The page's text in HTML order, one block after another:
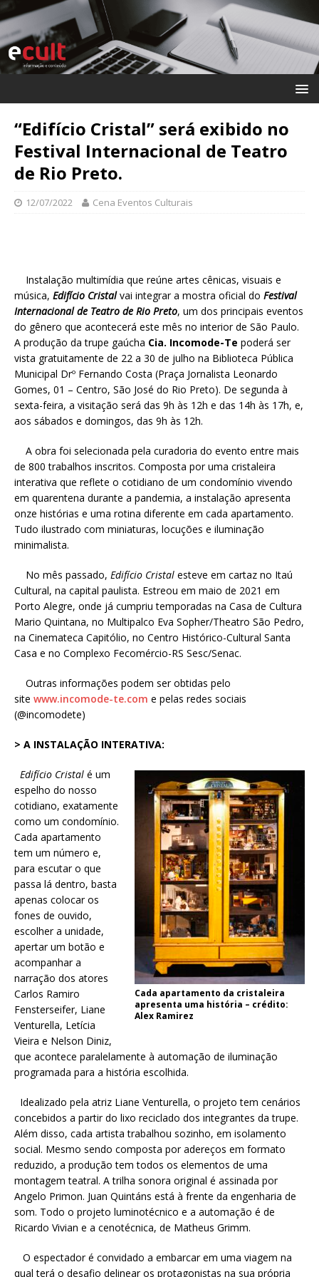
“Edifício Cristal” será exibido no
Festival Internacional de Teatro
de Rio Preto.
12/07/2022 Cena Eventos Culturais
Instalação multimídia que reúne artes cênicas, visuais e
música, Edifício Cristalvai integrar a mostra oficial do Festival
Internacional de Teatro de Rio Preto, um dos principais eventos
do gênero que acontecerá este mês no interior de São Paulo.
A produção da trupe gaúcha Cia. Incomode-Te poderá ser
vista gratuitamente de 22 a 30 de julho na Biblioteca Pública
Municipal Drº Fernando Costa (Praça Jornalista Leonardo
Gomes, 01 – Centro, São José do Rio Preto). De segunda à
sexta-feira, a visitação será das 9h às 12h e das 14h às 17h, e,
aos sábados e domingos, das 9h às 12h.
A obra foi selecionada pela curadoria do evento entre mais
de 800 trabalhos inscritos. Composta por uma cristaleira
interativa que reflete o cotidiano de um condomínio vivendo
em quarentena durante a pandemia, a instalação apresenta
onze histórias e uma rotina diferente em cada apartamento.
Tudo ilustrado com miniaturas, locuções e iluminação
minimalista.
No mês passado, Edifício Cristal esteve em cartaz no Itaú
Cultural, na capital paulista. Estreou em maio de 2021 em
Porto Alegre, onde já cumpriu temporadas na Casa de Cultura
Mario Quintana, no Multipalco Eva Sopher/Theatro São Pedro,
na Cinemateca Capitólio, no Centro Histórico-Cultural Santa
Casa e no Complexo Fecomércio-RS Sesc/Senac.
Outras informações podem ser obtidas pelo
site www.incomode-te.com e pelas redes sociais
(@incomodete)
> A INSTALAÇÃO INTERATIVA:
Cada apartamento da cristaleira
apresenta uma história – crédito:
Alex Ramirez
Edifício Cristal é um
espelho do nosso
cotidiano, exatamente
como um condomínio.
Cada apartamento
tem um número e,
para escutar o que
passa lá dentro, basta
apenas colocar os
fones de ouvido,
escolher a unidade,
apertar um botão e
acompanhar a
narração dos atores
Carlos Ramiro
Fensterseifer, Liane
Venturella, Letícia
Vieira e Nelson Diniz,
que acontece paralelamente à automação de iluminação
programada para a história escolhida.
Idealizado pela atriz Liane Venturella, o projeto tem cenários
concebidos a partir do lixo reciclado dos integrantes da trupe.
Além disso, cada artista trabalhou sozinho, em isolamento
social. Mesmo sendo composta por adereços em formato
reduzido, a produção tem todos os elementos de uma
montagem teatral. A trilha sonora original é assinada por
Angelo Primon. Juan Quintáns está à frente da engenharia de
som. Todo o projeto luminotécnico e a automação é de
Ricardo Vivian e a cenotécnica, de Matheus Grimm.
O espectador é convidado a embarcar em uma viagem na
qual terá o desafio delinear os protagonistas na sua própria